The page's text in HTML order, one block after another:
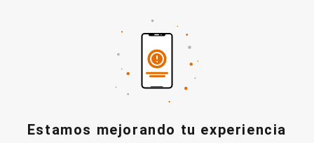
Estamos mejorando tu experiencia